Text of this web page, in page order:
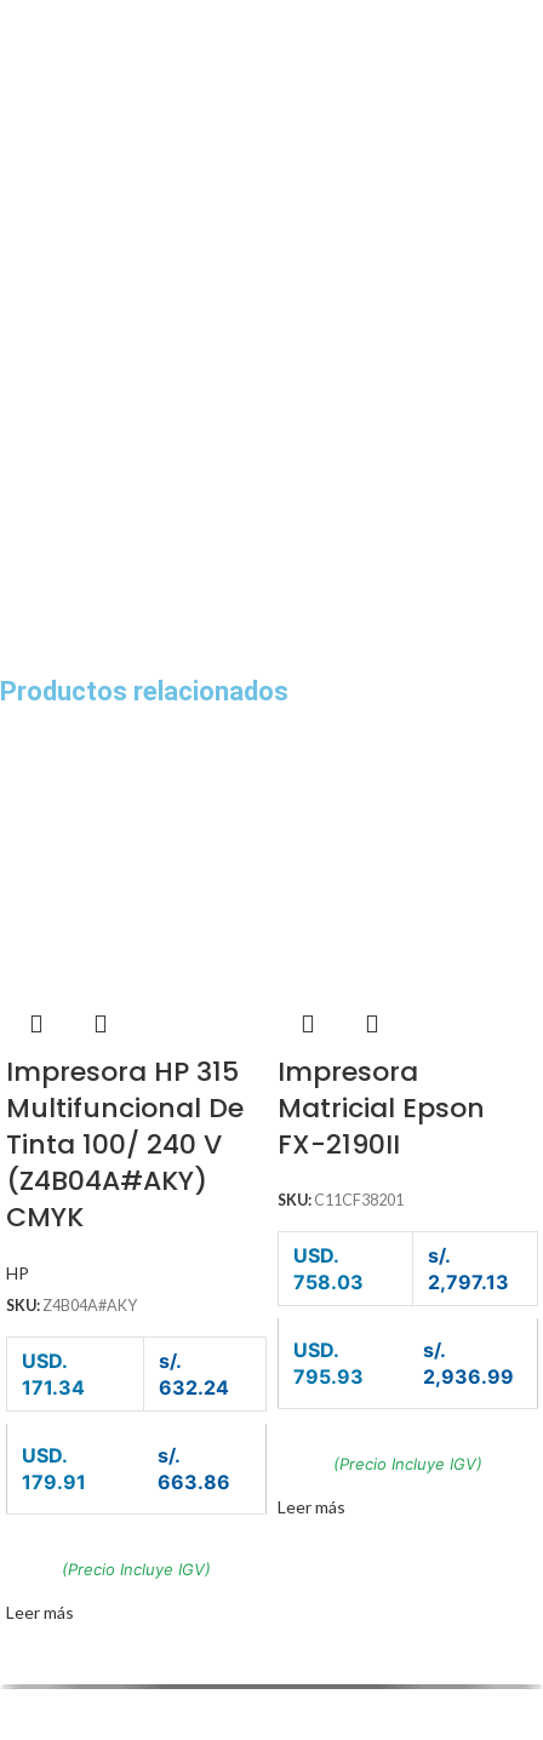
Productos relacionados
Impresora HP 315
Multifuncional De
Tinta 100/ 240 V
(Z4B04A#AKY)
CMYK
HP
SKU:Z4B04A#AKY
USD.
171.34
s/.
632.24
USD.
179.91
s/.
663.86
(Precio Incluye IGV)
Leer más
Impresora
Matricial Epson
FX-2190II
SKU: C11CF38201
USD.
758.03
s/.
2,797.13
USD.
795.93
s/.
2,936.99
(Precio Incluye IGV)
Leer más